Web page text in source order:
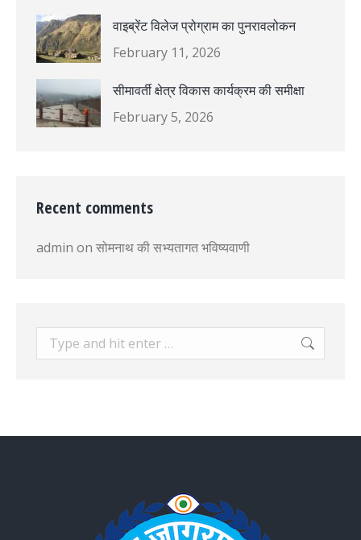
वाइब्रेंट विलेज प्रोग्राम का पुनरावलोकन
February 11, 2026
सीमावर्ती क्षेत्र विकास कार्यक्रम की समीक्षा
February 5, 2026
Recent comments
admin on सोमनाथ की सभ्यतागत भविष्यवाणी
Search: